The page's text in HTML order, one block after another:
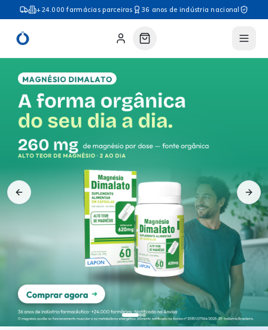
+24.000 farmácias parceiras 36 anos de indústria nacional